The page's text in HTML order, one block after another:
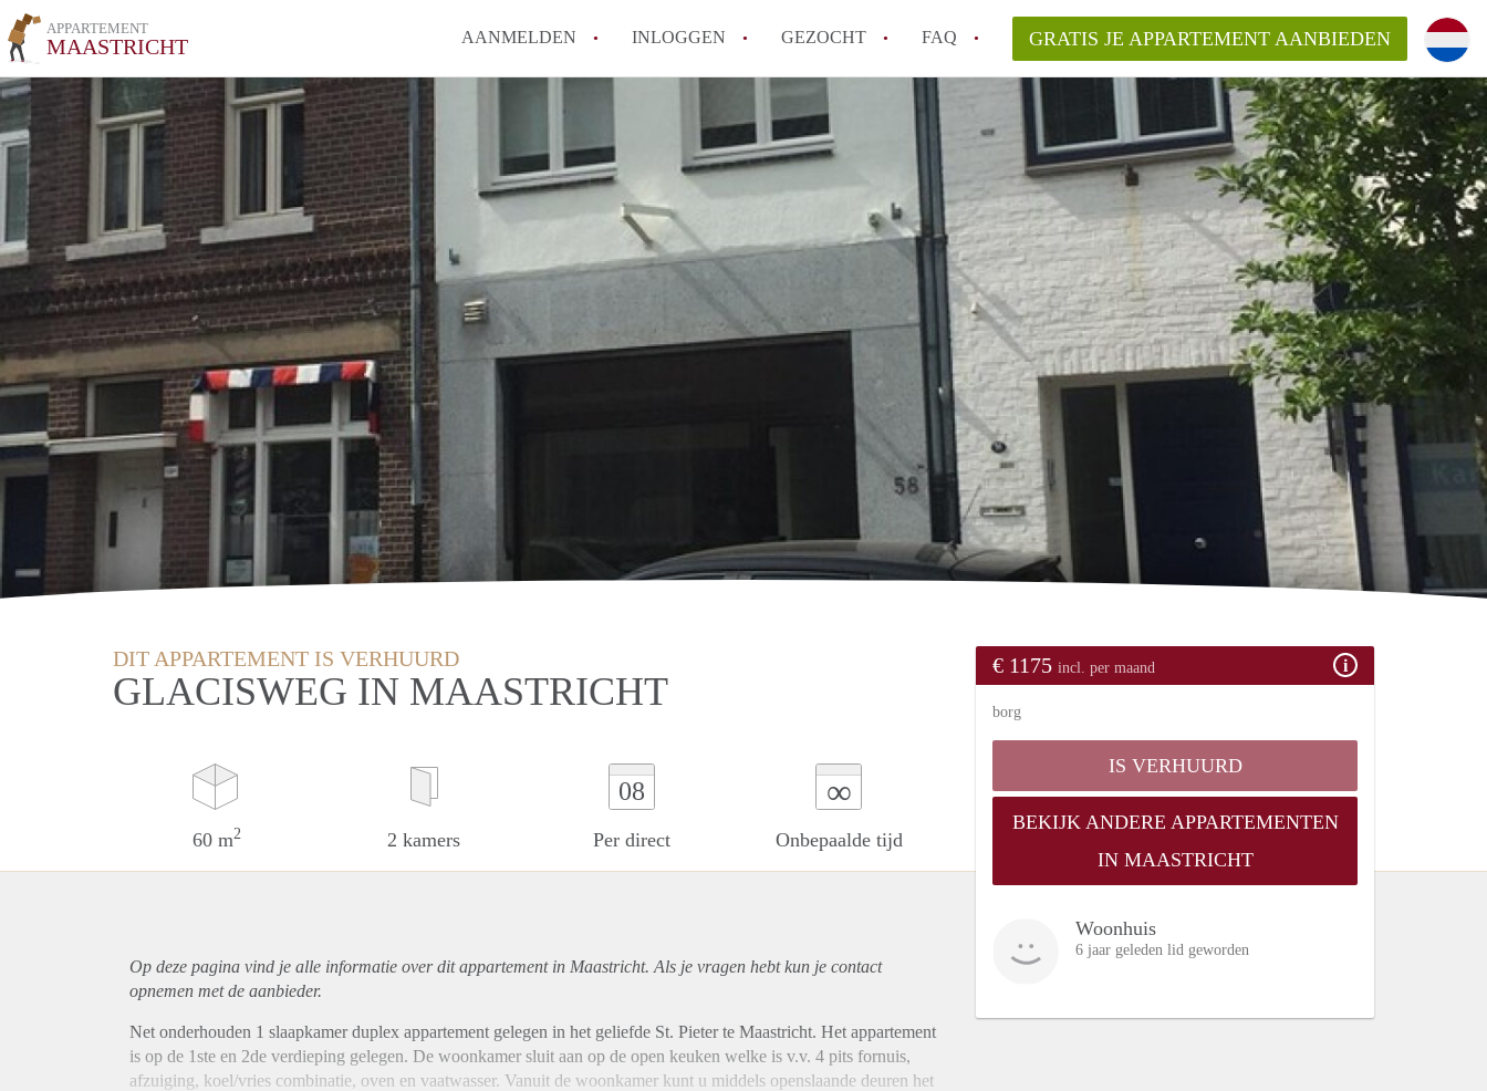
APPARTEMENT
MAASTRICHT AANMELDEN INLOGGEN GEZOCHT FAQ
How to translate AppartementMaastricht!
Wat is AppartementMaastricht?
Hoeveel kost het om te reageren op een Appartement in Maastricht?
Wat is de privacyverklaring van AppartementMaastricht?
Berekent AppartementMaastricht
makelaarsvergoeding/bemiddelingsvergoeding?
Alle veelgestelde vragen
GRATIS JE APPARTEMENT AANBIEDEN
DIT APPARTEMENT IS VERHUURD
GLACISWEG IN MAASTRICHT
60 m2 2 kamers
08
Per direct
∞
Onbepaalde tijd
€ 1175 incl. per maand
borg
IS VERHUURD
BEKIJK ANDERE APPARTEMENTEN
IN MAASTRICHT
Woonhuis
6 jaar geleden lid geworden
Op deze pagina vind je alle informatie over ditappartementin Maastricht. Als je vragen hebt kun je contact
opnemen met de aanbieder.
Net onderhouden 1 slaapkamer duplex appartement gelegen in het geliefde St. Pieter te Maastricht. Het appartement
is op de 1ste en 2de verdieping gelegen. De woonkamer sluit aan op de open keuken welke is v.v. 4 pits fornuis,
afzuiging, koel/vries combinatie, oven en vaatwasser. Vanuit de woonkamer kunt u middels openslaande deuren het